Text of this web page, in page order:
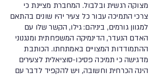
מצוקה רגשית ובלבול. המחברת מציינת כי
צרכי התמיכה עבור כל צעיר יהיו שונים בהתאם
למגוון גורמים, ביניהם: גילו, הקשר שלו עם
האדם הנעדר, הדינמיקה המשפחתית ומנגנוני
ההתמודדות המצויים באמתחתו. הכותבת
מדגישה כי תמיכה פסיכו-סוציאלית לצעירים
הינה הכרחית וחשובה, ויש להקפיד לדבר עם